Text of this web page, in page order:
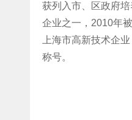
获列入市、区政府
企业之一，2010年
上海市高新技术企
称号。